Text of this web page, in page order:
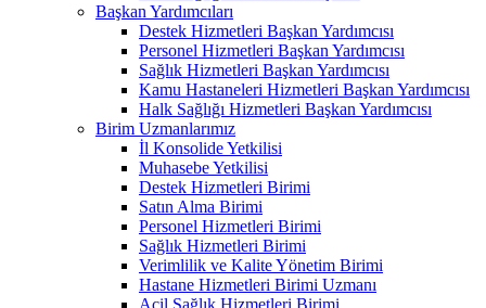
Başkan Yardımcıları
Destek Hizmetleri Başkan Yardımcısı
Personel Hizmetleri Başkan Yardımcısı
Sağlık Hizmetleri Başkan Yardımcısı
Kamu Hastaneleri Hizmetleri Başkan Yardımcısı
Halk Sağlığı Hizmetleri Başkan Yardımcısı
Birim Uzmanlarımız
İl Konsolide Yetkilisi
Muhasebe Yetkilisi
Destek Hizmetleri Birimi
Satın Alma Birimi
Personel Hizmetleri Birimi
Sağlık Hizmetleri Birimi
Verimlilik ve Kalite Yönetim Birimi
Hastane Hizmetleri Birimi Uzmanı
Acil Sağlık Hizmetleri Birimi